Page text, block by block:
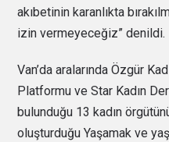
akıbetinin karanlıkta
izin vermeyeceğiz” denildi.
Van’da aralarında Özgür
Platformu ve Star Kadın
bulunduğu 13 kadın
oluşturduğu Yaşamak ve